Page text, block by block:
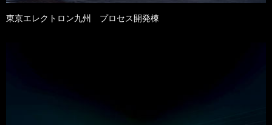
東京エレクトロン九州 プロセス開発棟